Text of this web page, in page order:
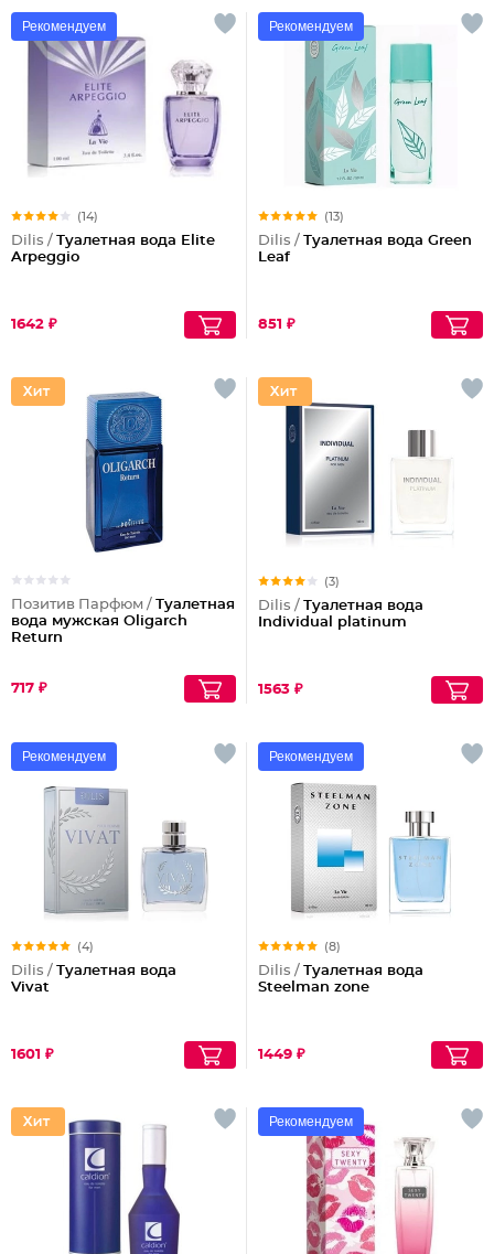
Рекомендуем
(14)
Dilis / Туалетная вода Elite
Arpeggio
1642 ₽
Рекомендуем
(13)
Dilis / Туалетная вода Green
Leaf
851 ₽
Позитив Парфюм / Туалетная
вода мужская Oligarch
Return
717 ₽
(3)
Dilis / Туалетная вода
Individual platinum
1563 ₽
Рекомендуем
(4)
Dilis / Туалетная вода
Vivat
1601 ₽
Рекомендуем
(8)
Dilis / Туалетная вода
Steelman zone
1449 ₽
Рекомендуем